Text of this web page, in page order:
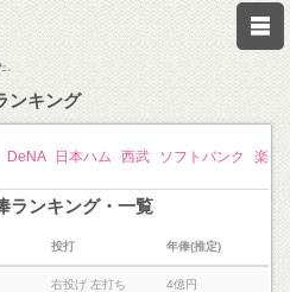
ンキング
DeNA 日本ハム 西武 ソフトバンク
楽
ランキング・一覧
投打 年俸(推定)
右投げ 左打ち 4億円